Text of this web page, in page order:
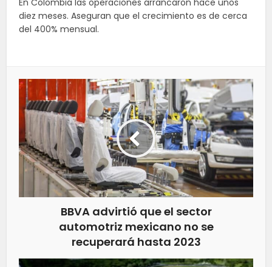
En Colombia las operaciones arrancaron hace unos
diez meses. Aseguran que el crecimiento es de cerca
del 400% mensual.
BBVA advirtió que el sector
automotriz mexicano no se
recuperará hasta 2023